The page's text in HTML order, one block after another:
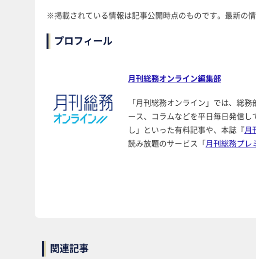
※掲載されている情報は記事公開時点のものです。最新の
プロフィール
月刊総務オンライン編集部
「月刊総務オンライン」では、総
ース、コラムなどを平日毎日発信し
し」といった有料記事や、本誌『月
読み放題のサービス「月刊総務プレ
関連記事